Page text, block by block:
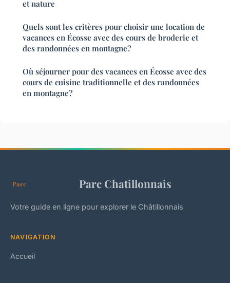
et nature
Quels sont les critères pour choisir une location de
vacances en Écosse avec des cours de broderie et
des randonnées en montagne?
Où séjourner pour des vacances en Écosse avec des
cours de cuisine traditionnelle et des randonnées
en montagne?
Parc Chatillonnais
Votre guide en ligne pour explorer le Châtillonnais
NAVIGATION
Accueil